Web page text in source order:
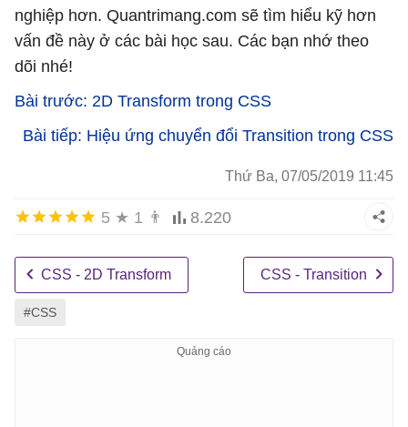
nghiệp hơn. Quantrimang.com sẽ tìm hiểu kỹ hơn
vấn đề này ở các bài học sau. Các bạn nhớ theo
dõi nhé!
Bài trước: 2D Transform trong CSS
Bài tiếp: Hiệu ứng chuyển đổi Transition trong CSS
Thứ Ba, 07/05/2019 11:45
5 ★ 1 👨 8.220
CSS - 2D Transform CSS - Transition
#CSS